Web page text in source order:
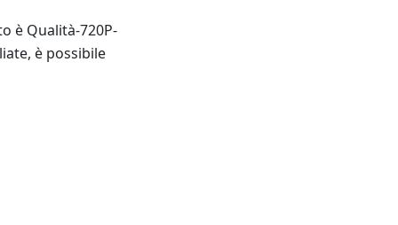
è Qualità-720P-
è possibile